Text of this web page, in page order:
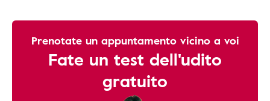
Prenotate un appuntamento vicino a voi
Fate un test dell'udito
gratuito